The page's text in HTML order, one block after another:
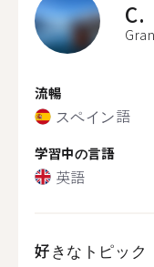
C.
流暢
スペイン語
学習中の言語
英語
好きなトピック